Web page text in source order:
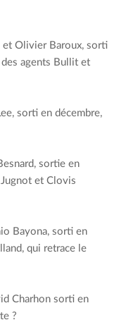
Olivier Baroux, sorti
agents Bullit et
sorti en décembre,
sortie en
et Clovis
Bayona, sorti en
qui retrace le
Charhon sorti en
?